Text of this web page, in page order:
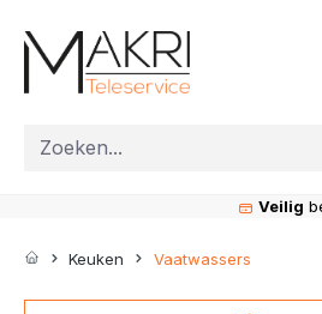
Veilig
Keuken Vaatwassers